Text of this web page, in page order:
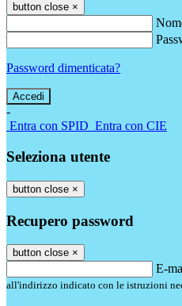
button close ×
Password dimenticata?
-
Entra con SPID Entra con CIE
Seleziona utente
button close ×
Recupero password
button close ×
E-
all'indirizzo indicato con le istruzioni